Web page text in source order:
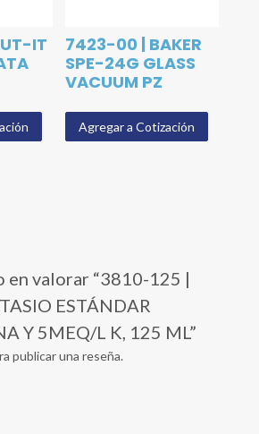
IT
7423-00 | BAKER
SPE-24G GLASS
VACUUM PZ
Agregar a Cotización
en valorar “3810-125 |
ESTÁNDAR
Y 5MEQ/L K, 125 ML”
publicar una reseña.